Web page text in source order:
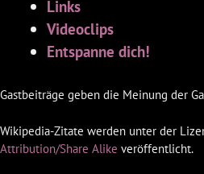
Links
Videoclips
Entspanne dich!
Gastbeiträge geben die Meinung der
Wikipedia-Zitate werden unter der
Attribution/Share Alike veröffentlicht.